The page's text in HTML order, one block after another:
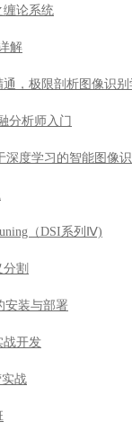
（DSI系列Ⅳ)
分割
安装与部署
战开发
战
列Ⅲ）
训
与案例